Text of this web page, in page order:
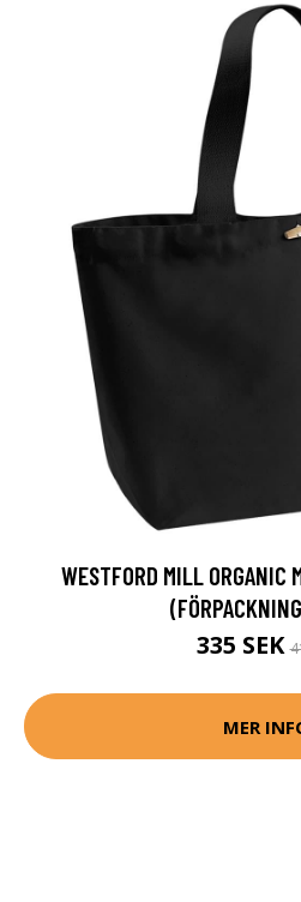
WESTFORD MILL ORGANIC
335 SEK
MER